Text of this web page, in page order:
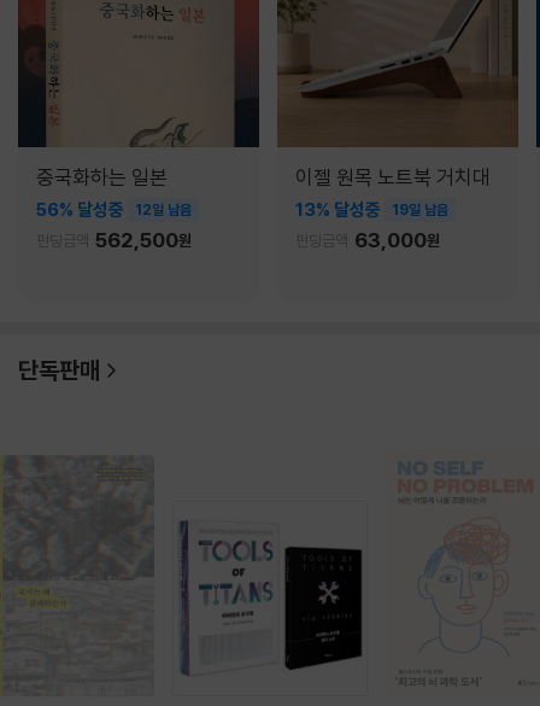
중국화하는 일본
56% 달성중 12일 남음
펀딩금액 562,500원
이젤 원목 노트북 거치대
13% 달성중 19일 남음
펀딩금액 63,000원
단독판매